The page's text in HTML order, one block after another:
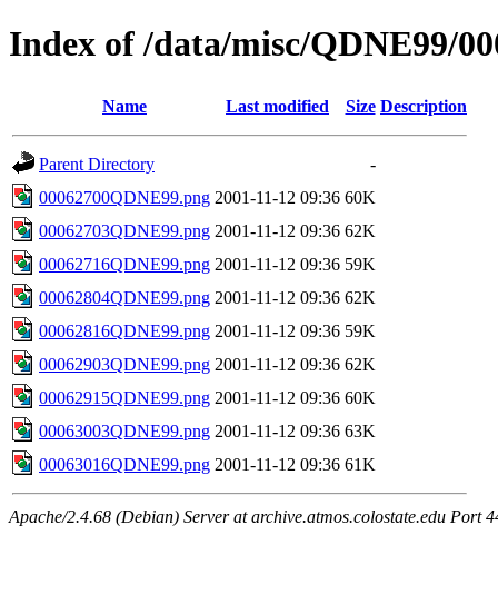
Index of /data/misc/QDNE99/
Name Last modified Size Description
Parent Directory
-
00062700QDNE99.png 2001-11-12 09:36 60K
00062703QDNE99.png 2001-11-12 09:36 62K
00062716QDNE99.png 2001-11-12 09:36 59K
00062804QDNE99.png 2001-11-12 09:36 62K
00062816QDNE99.png 2001-11-12 09:36 59K
00062903QDNE99.png 2001-11-12 09:36 62K
00062915QDNE99.png 2001-11-12 09:36 60K
00063003QDNE99.png 2001-11-12 09:36 63K
00063016QDNE99.png 2001-11-12 09:36 61K
Apache/2.4.68 (Debian) Server at archive.atmos.colostate.edu Port